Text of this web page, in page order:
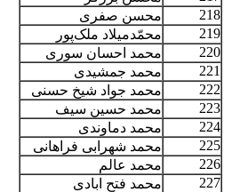
218
محسن صفری
219
محمّدمیلاد ملک‌پور
220
محمد احسان سوری
221
محمد جمشیدی
222
محمد جواد شیخ حسنی
223
محمد حسین سیف
224
محمد دماوندی
225
محمد شهرابی فراهانی
226
محمد عالم
227
محمد فتح ابادی